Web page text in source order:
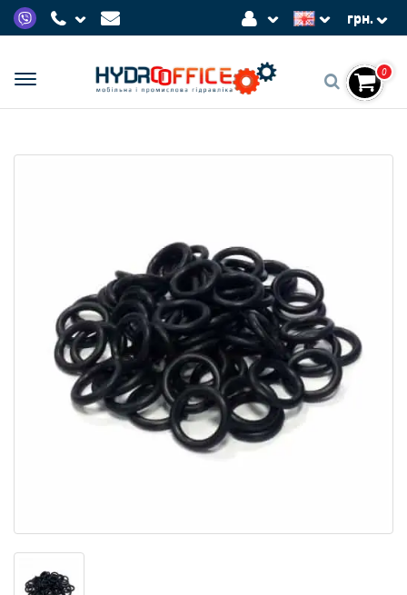
грн.
0